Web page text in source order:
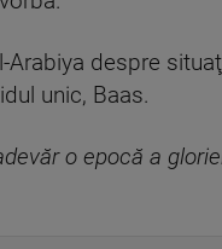
despre
unic, Baas.
o epocă a